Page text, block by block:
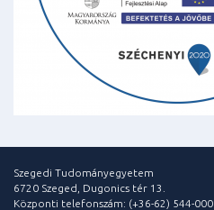
Szegedi Tudományegyetem
6720 Szeged, Dugonics tér 13.
Központi telefonszám: (+36-62) 544-000